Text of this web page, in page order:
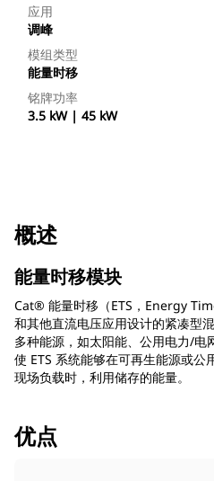
应用
调峰
模组类型
能量时移
铭牌功率
3.5 kW | 45 kW
概述
能量时移模块
Cat® 能量时移（ETS，Energy
和其他直流电压应用设计的紧凑型
多种能源，如太阳能、公用电力/电
使 ETS 系统能够在可再生能源或公
现场负载时，利用储存的能量。
优点